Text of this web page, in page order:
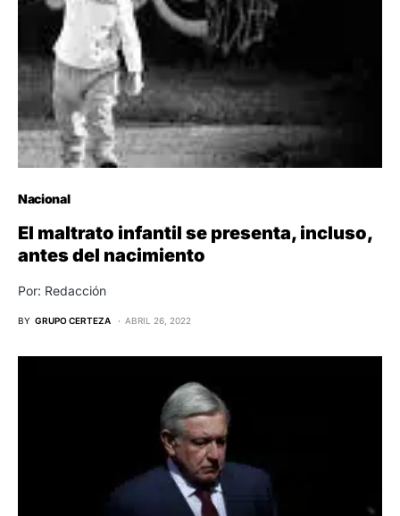
Nacional
El maltrato infantil se presenta, incluso,
antes del nacimiento
Por: Redacción
BY GRUPO CERTEZA ABRIL 26, 2022